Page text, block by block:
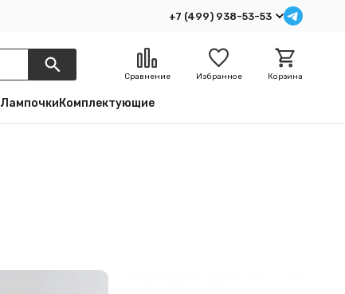
+7 (499) 938-53-53
Сравнение Избранное Корзина
ЛампочкиКомплектующие